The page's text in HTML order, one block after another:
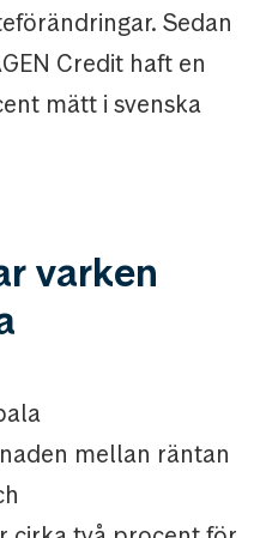
Sedan
Credit haft en
mätt i svenska
varken
mellan räntan